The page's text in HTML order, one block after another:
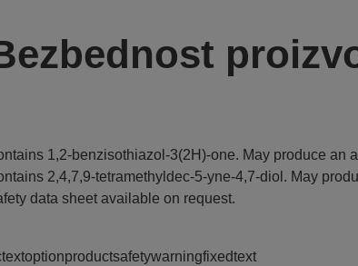
1,2-benzisothiazol-3(2H)-one. May produce an
2,4,7,9-tetramethyldec-5-yne-4,7-diol. May
data sheet available on request.